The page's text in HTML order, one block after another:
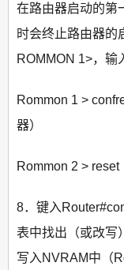
在路由器启动的第
时会终止路由器的
ROMMON 1>，输
Rommon 1 >
器）
Rommon 2 > reset
8．键入
表中找出（或改写
写入NVRAM中（